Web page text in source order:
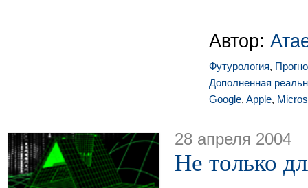
Автор:
Футурология,
Дополненная
Google, Apple,
28 апреля 2004
Не только